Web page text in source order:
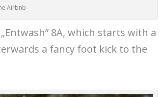
Airbnb
8A, which starts with a
a fancy foot kick to the